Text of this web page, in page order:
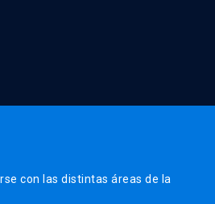
con las distintas áreas de la